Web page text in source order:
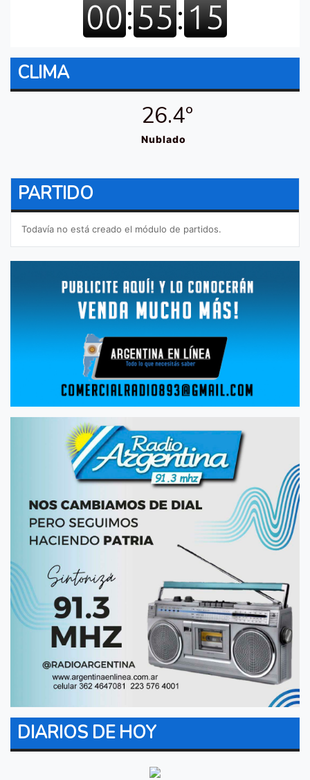
CLIMA
26.4º
Nublado
PARTIDO
Todavía no está creado el módulo de partidos.
DIARIOS DE HOY